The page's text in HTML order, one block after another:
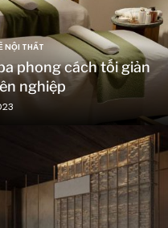
NỘI THẤT
phong cách tối giản
nghiệp